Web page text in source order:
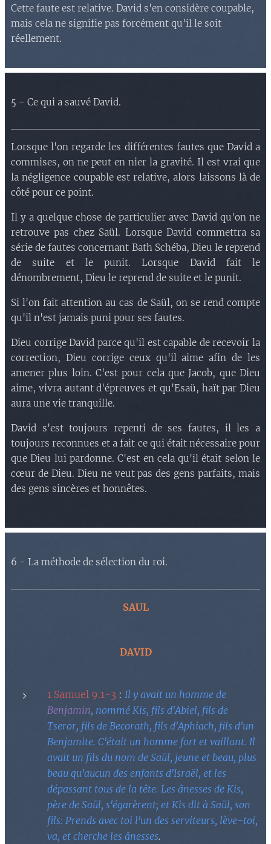
Cette faute est relative. David s'en considère coupable,
mais cela ne signifie pas forcément qu'il le soit
réellement.
5 - Ce qui a sauvé David.
Lorsque l'on regarde les différentes fautes que David a
commises, on ne peut en nier la gravité. Il est vrai que
la négligence coupable est relative, alors laissons là de
côté pour ce point.
Il y a quelque chose de particulier avec David qu'on ne
retrouve pas chez Saül. Lorsque David commettra sa
série de fautes concernant Bath Schéba, Dieu le reprend
de suite et le punit. Lorsque David fait le
dénombrement, Dieu le reprend de suite et le punit.
Si l'on fait attention au cas de Saül, on se rend compte
qu'il n'est jamais puni pour ses fautes.
Dieu corrige David parce qu'il est capable de recevoir la
correction, Dieu corrige ceux qu'il aime afin de les
amener plus loin. C'est pour cela que Jacob, que Dieu
aime, vivra autant d'épreuves et qu'Esaü, haït par Dieu
aura une vie tranquille.
David s'est toujours repenti de ses fautes, il les a
toujours reconnues et a fait ce qui était nécessaire pour
que Dieu lui pardonne. C'est en cela qu'il était selon le
cœur de Dieu. Dieu ne veut pas des gens parfaits, mais
des gens sincères et honnêtes.
6 - La méthode de sélection du roi.
SAUL
DAVID
1 Samuel 9.1-3 : Il y avait un homme de
Benjamin, nommé Kis, fils d'Abiel, fils de
Tseror, fils de Becorath, fils d'Aphiach, fils d'un
Benjamite. C'était un homme fort et vaillant. Il
avait un fils du nom de Saül, jeune et beau, plus
beau qu'aucun des enfants d'Israël, et les
dépassant tous de la tête. Les ânesses de Kis,
père de Saül, s'égarèrent; et Kis dit à Saül, son
fils: Prends avec toi l'un des serviteurs, lève-toi,
va, et cherche les ânesses.